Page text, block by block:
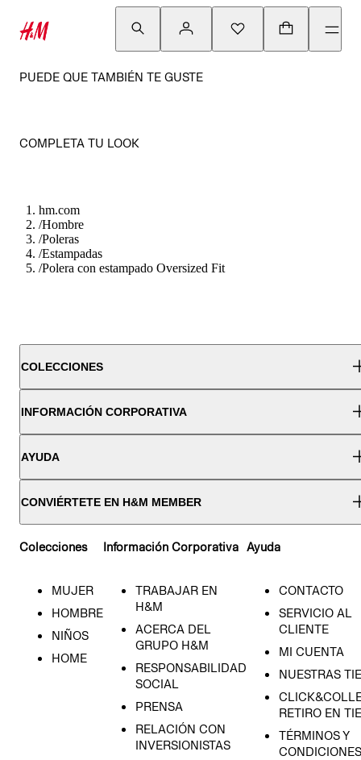
PUEDE QUE TAMBIÉN TE GUSTE
COMPLETA TU LOOK
hm.com
/Hombre
/Poleras
/Estampadas
/Polera con estampado Oversized Fit
COLECCIONES
INFORMACIÓN CORPORATIVA
AYUDA
CONVIÉRTETE EN H&M MEMBER
Colecciones
MUJER
HOMBRE
NIÑOS
HOME
Información Corporativa
TRABAJAR EN
H&M
ACERCA DEL
GRUPO H&M
RESPONSABILIDAD
SOCIAL
PRENSA
RELACIÓN CON
INVERSIONISTAS
Ayuda
CONTACTO
SERVICIO AL
CLIENTE
MI CUENTA
NUESTRAS
RETIRO EN
TÉRMINOS Y
CONDICIONES